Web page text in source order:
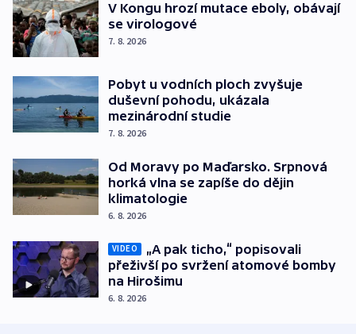
V Kongu hrozí mutace eboly, obávají
se virologové
7. 8. 2026
Pobyt u vodních ploch zvyšuje
duševní pohodu, ukázala
mezinárodní studie
7. 8. 2026
Od Moravy po Maďarsko. Srpnová
horká vlna se zapíše do dějin
klimatologie
6. 8. 2026
VIDEO
„A pak ticho,“ popisovali
přeživší po svržení atomové bomby
na Hirošimu
6. 8. 2026